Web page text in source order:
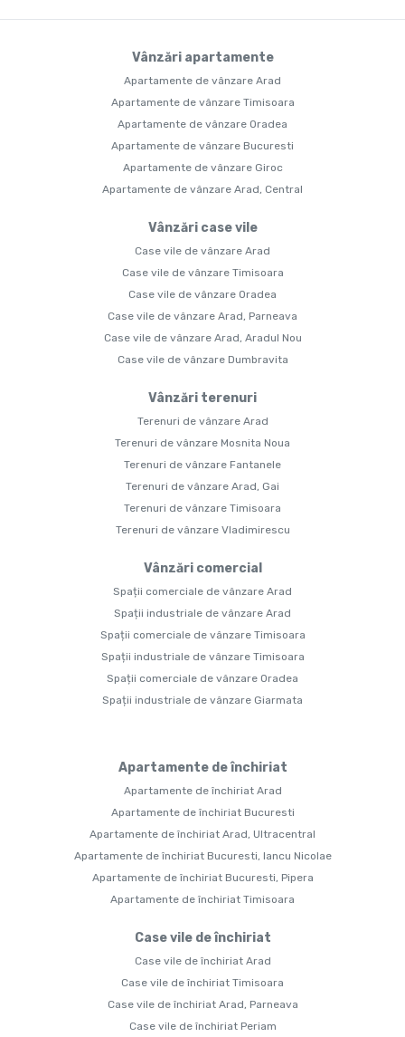
Vânzări apartamente
Apartamente de vânzare Arad
Apartamente de vânzare Timisoara
Apartamente de vânzare Oradea
Apartamente de vânzare Bucuresti
Apartamente de vânzare Giroc
Apartamente de vânzare Arad, Central
Vânzări case vile
Case vile de vânzare Arad
Case vile de vânzare Timisoara
Case vile de vânzare Oradea
Case vile de vânzare Arad, Parneava
Case vile de vânzare Arad, Aradul Nou
Case vile de vânzare Dumbravita
Vânzări terenuri
Terenuri de vânzare Arad
Terenuri de vânzare Mosnita Noua
Terenuri de vânzare Fantanele
Terenuri de vânzare Arad, Gai
Terenuri de vânzare Timisoara
Terenuri de vânzare Vladimirescu
Vânzări comercial
Spații comerciale de vânzare Arad
Spații industriale de vânzare Arad
Spații comerciale de vânzare Timisoara
Spații industriale de vânzare Timisoara
Spații comerciale de vânzare Oradea
Spații industriale de vânzare Giarmata
Apartamente de închiriat
Apartamente de închiriat Arad
Apartamente de închiriat Bucuresti
Apartamente de închiriat Arad, Ultracentral
Apartamente de închiriat Bucuresti, Iancu Nicolae
Apartamente de închiriat Bucuresti, Pipera
Apartamente de închiriat Timisoara
Case vile de închiriat
Case vile de închiriat Arad
Case vile de închiriat Timisoara
Case vile de închiriat Arad, Parneava
Case vile de închiriat Periam